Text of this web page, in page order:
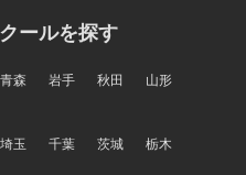
ールを探す
青森 岩手 秋田
山形
埼玉 千葉 茨城
栃木